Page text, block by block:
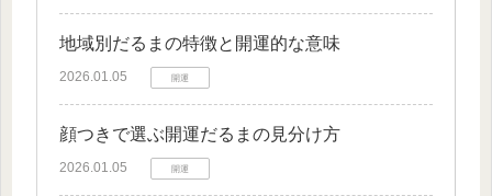
地域別だるまの特徴と開運的な意味
2026.01.05 開運
顔つきで選ぶ開運だるまの見分け方
2026.01.05 開運